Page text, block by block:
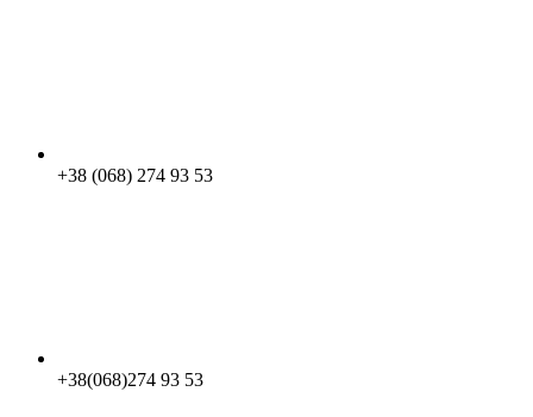
+38 (068) 274 93 53
+38(068)274 93 53